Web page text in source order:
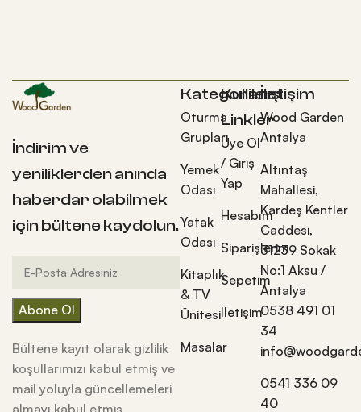
İndirim ve
yeniliklerden anında
haberdar olabilmek
için bültene kaydolun.
Bültene kayıt olarak gizlilik
koşullarımızı kabul etmiş ve
mail yoluyla güncellemeleri
almayı kabul etmiş
Kategoriler
Oturma
Grupları
Yemek
Odası
Yatak
Odası
Kitaplık
& TV
Ünitesi
Masalar
Kullanışlı
Linkler
Üye Ol
/ Giriş
Yap
Hesabım
Siparişlerim
Sepetim
İletişim
İletişim
Wood Garden
Antalya
Altıntaş
Mahallesi,
Kardeş Kentler
Caddesi,
31239 Sokak
No:1 Aksu /
Antalya
0538 491 01
34
0541 336 09
40